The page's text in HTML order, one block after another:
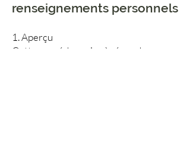
renseignements personnels
1. Aperçu
Cette procédure vise à répondre aux